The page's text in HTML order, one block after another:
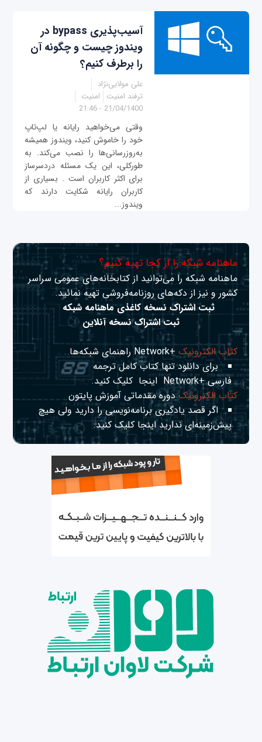
آسیب‌پذیری bypass در
ویندوز چیست و چگونه آن
را برطرف کنیم؟
علی مولایی‌نژاد
ترفند امنیت
امنیت
21/04/1400 - 21:46
وقتی می‌خواهید رایانه یا لپ‌تاپ
خود را خاموش کنید، ویندوز همیشه
به‌روزرسانی‌ها را نصب می‌کند. به
طور‌کلی، این یک مسئله دردسرساز
برای اکثر کاربران است . بسیاری از
کاربران رایانه شکایت دارند که
ویندوز...
ماهنامه شبکه را از کجا تهیه کنیم؟
ماهنامه شبکه را می‌توانید از کتابخانه‌های عمومی سراسر
کشور و نیز از دکه‌های روزنامه‌فروشی تهیه نمائید.
ثبت اشتراک نسخه کاغذی ماهنامه شبکه
ثبت اشتراک نسخه آنلاین
کتاب الکترونیک+Network راهنمای شبکه‌ها
برای دانلود تنها کتاب کامل ترجمه
فارسی +Network
اینجا کلیک کنید.
کتاب الکترونیکدوره مقدماتی آموزش پایتون
اگر قصد یادگیری برنامه‌نویسی را دارید ولی هیچ
پیش‌زمینه‌ای نداریداینجا کلیک کنید.